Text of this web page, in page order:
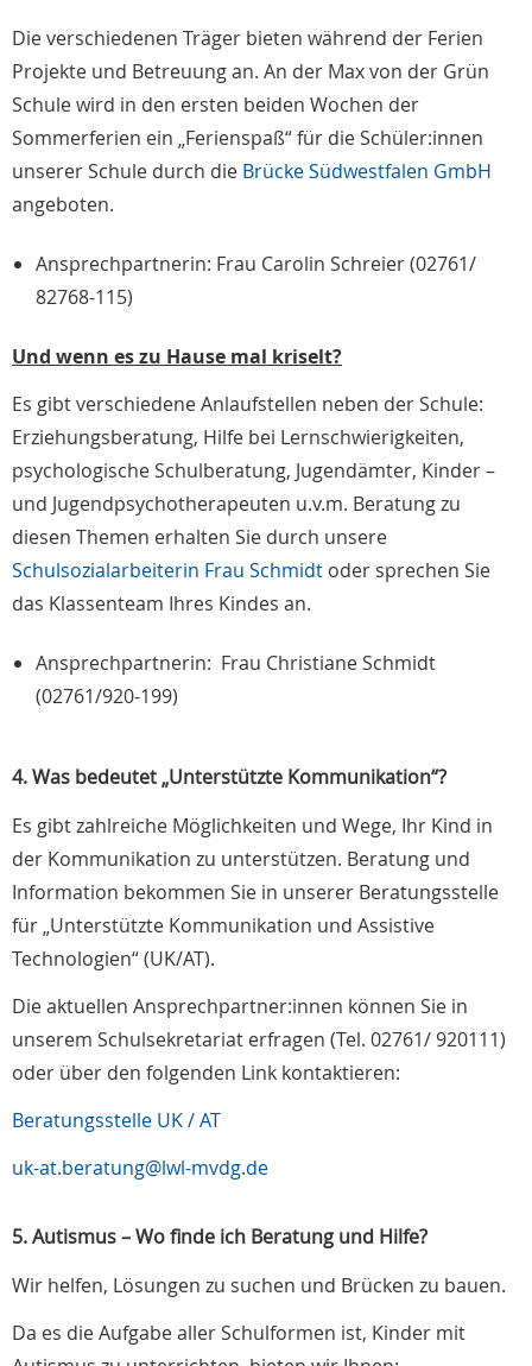
Die verschiedenen Träger bieten während der Ferien
Projekte und Betreuung an. An der Max von der Grün
Schule wird in den ersten beiden Wochen der
Sommerferien ein „Ferienspaß“ für die Schüler:innen
unserer Schule durch die Brücke Südwestfalen GmbH
angeboten.
Ansprechpartnerin: Frau Carolin Schreier (02761/
82768-115)
Und wenn es zu Hause mal kriselt?
Es gibt verschiedene Anlaufstellen neben der Schule:
Erziehungsberatung, Hilfe bei Lernschwierigkeiten,
psychologische Schulberatung, Jugendämter, Kinder –
und Jugendpsychotherapeuten u.v.m. Beratung zu
diesen Themen erhalten Sie durch unsere
Schulsozialarbeiterin Frau Schmidt oder sprechen Sie
das Klassenteam Ihres Kindes an.
Ansprechpartnerin: Frau Christiane Schmidt
(02761/920-199)
4. Was bedeutet „Unterstützte Kommunikation“?
Es gibt zahlreiche Möglichkeiten und Wege, Ihr Kind in
der Kommunikation zu unterstützen. Beratung und
Information bekommen Sie in unserer Beratungsstelle
für „Unterstützte Kommunikation und Assistive
Technologien“ (UK/AT).
Die aktuellen Ansprechpartner:innen können Sie in
unserem Schulsekretariat erfragen (Tel. 02761/ 920111)
oder über den folgenden Link kontaktieren:
Beratungsstelle UK / AT
uk-at.beratung@lwl-mvdg.de
5. Autismus – Wo finde ich Beratung und Hilfe?
Wir helfen, Lösungen zu suchen und Brücken zu bauen.
Da es die Aufgabe aller Schulformen ist, Kinder mit